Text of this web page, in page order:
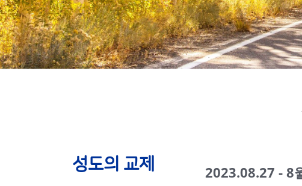
성도의 교제 2023.08.27 - 8